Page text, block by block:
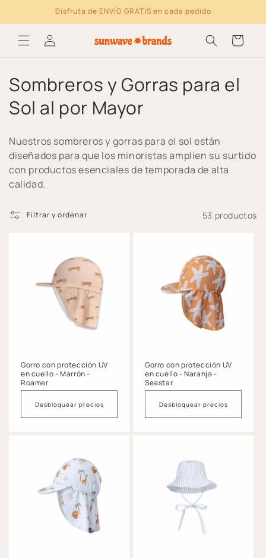
Ir directamente alDisfruta de ENVÍO GRATIS en cada pedido
Log
in
Carrito
C
o
e
c
i
Sombreros y Gorras para el
Sol al por Mayor
Nuestros sombreros y gorras para el sol están
diseñados para que los minoristas amplíen su surtido
con productos esenciales de temporada de alta
calidad.
Filtrar y ordenar 53 productos
Gorro con protección UV
en cuello - Marrón -
Roamer
Desbloquear precios
Gorro con protección UV
en cuello - Naranja -
Seastar
Desbloquear precios